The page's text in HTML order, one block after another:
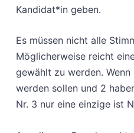
Kandidat*in geben.
Es müssen nicht alle
Möglicherweise reicht
gewählt zu werden.
werden sollen und 2
Nr. 3 nur eine einzige ist